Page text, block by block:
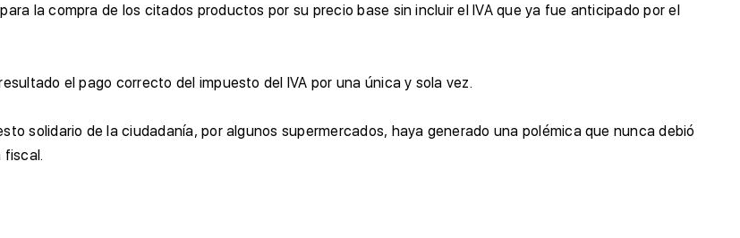
la compra de los citados productos por su precio base sin incluir el IVA que ya fue anticipado por el
el pago correcto del impuesto del IVA por una única y sola vez.
solidario de la ciudadanía, por algunos supermercados, haya generado una polémica que nunca debió
fiscal.